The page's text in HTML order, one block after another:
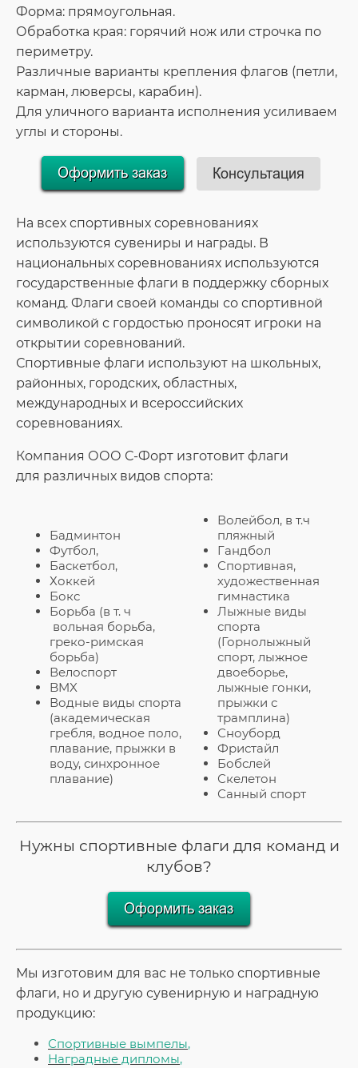
Форма: прямоугольная.
Обработка края: горячий нож или строчка по
периметру.
Различные варианты крепления флагов (петли,
карман, люверсы, карабин).
Для уличного варианта исполнения усиливаем
углы и стороны.
На всех спортивных соревнованиях
используются сувениры и награды. В
национальных соревнованиях используются
государственные флаги в поддержку сборных
команд. Флаги своей команды со спортивной
символикой с гордостью проносят игроки на
открытии соревнований.
Спортивные флаги используют на школьных,
районных, городских, областных,
международных и всероссийских
соревнованиях.
Компания ООО С-Форт изготовит флаги
для различных видов спорта:
Бадминтон
Футбол,
Баскетбол,
Хоккей
Бокс
Борьба (в т. ч
вольная борьба,
греко-римская
борьба)
Велоспорт
BMX
Водные виды спорта
(академическая
гребля, водное поло,
плавание, прыжки в
воду, синхронное
плавание)
Волейбол, в т.ч
пляжный
Гандбол
Спортивная,
художественная
гимнастика
Лыжные виды
спорта
(Горнолыжный
спорт, лыжное
двоеборье,
лыжные гонки,
прыжки с
трамплина)
Сноуборд
Фристайл
Бобслей
Скелетон
Санный спорт
Нужны спортивные флаги для команд и
клубов?
Мы изготовим для вас не только спортивные
флаги, но и другую сувенирную и наградную
продукцию:
Спортивные вымпелы,
Наградные дипломы,